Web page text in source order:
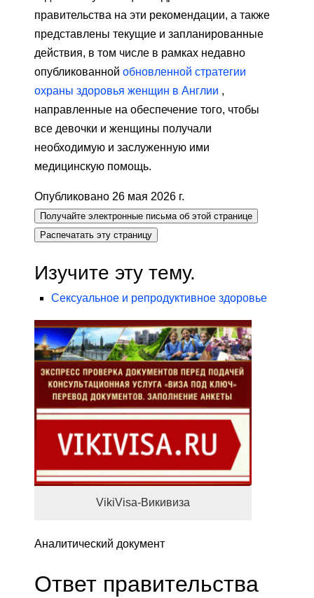
правительства на эти рекомендации, а также
представлены текущие и запланированные
действия, в том числе в рамках недавно
опубликованной обновленной стратегии
охраны здоровья женщин в Англии ,
направленные на обеспечение того, чтобы
все девочки и женщины получали
необходимую и заслуженную ими
медицинскую помощь.
Опубликовано 26 мая 2026 г.
Получайте электронные письма об этой странице
Распечатать эту страницу
Изучите эту тему.
Сексуальное и репродуктивное здоровье
VikiVisa-Викивиза
Аналитический документ
Ответ правительства